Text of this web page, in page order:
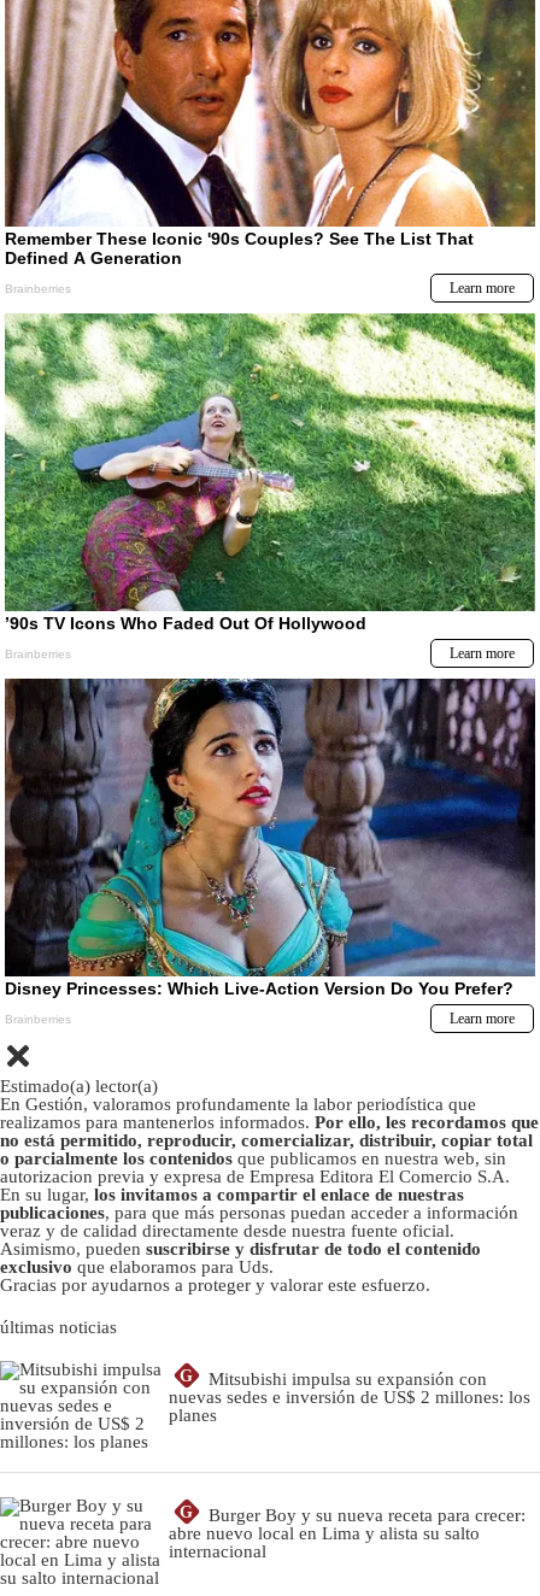
Estimado(a) lector(a)
En Gestión, valoramos profundamente la labor periodística que
realizamos para mantenerlos informados. Por ello, les recordamos que
no está permitido, reproducir, comercializar, distribuir, copiar total
o parcialmente los contenidos que publicamos en nuestra web, sin
autorizacion previa y expresa de Empresa Editora El Comercio S.A.
En su lugar, los invitamos a compartir el enlace de nuestras
publicaciones, para que más personas puedan acceder a información
veraz y de calidad directamente desde nuestra fuente oficial.
Asimismo, pueden suscribirse y disfrutar de todo el contenido
exclusivo que elaboramos para Uds.
Gracias por ayudarnos a proteger y valorar este esfuerzo.
últimas noticias
G
Mitsubishi impulsa su expansión con
nuevas sedes e inversión de US$ 2 millones: los
planes
G
Burger Boy y su nueva receta para crecer:
abre nuevo local en Lima y alista su salto
internacional